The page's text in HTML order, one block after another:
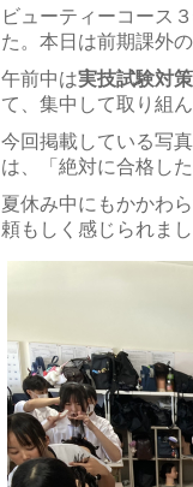
ビューティーコース
た。本日は前期課外
午前中は実技試験対策
て、集中して取り組ん
今回掲載している写
は、「絶対に合格し
夏休み中にもかかわ
頼もしく感じられま